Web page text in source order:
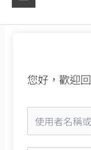
您好，歡迎回